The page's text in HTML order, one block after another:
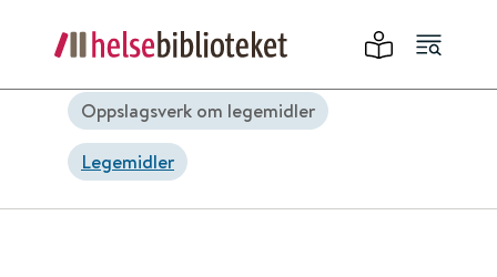
Oppslagsverk om legemidler
Legemidler